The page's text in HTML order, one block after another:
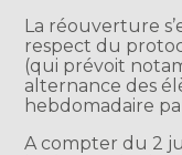
La réouverture
respect du
(qui prévoit
alternance des
hebdomadaire
A compter du 2